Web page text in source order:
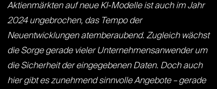
Aktienmärkten auf neue KI-Modelle ist auch im Jahr
2024 ungebrochen, das Tempo der
Neuentwicklungen atemberaubend. Zugleich wächst
die Sorge gerade vieler Unternehmensanwender um
die Sicherheit der eingegebenen Daten. Doch auch
hier gibt es zunehmend sinnvolle Angebote – gerade